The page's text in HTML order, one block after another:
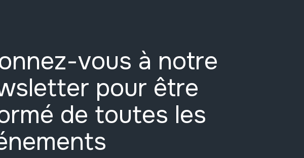
vous à notre
pour être
de toutes les